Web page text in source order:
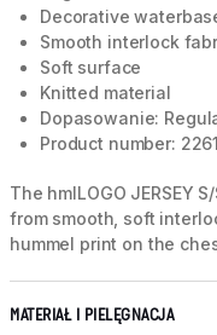
Decorative
Smooth interlock
Soft surface
Knitted material
Dopasowanie:
Product number:
The hmlLOGO JERSEY
from smooth, soft
hummel print on the
MATERIAŁ I PIELĘGNACJA